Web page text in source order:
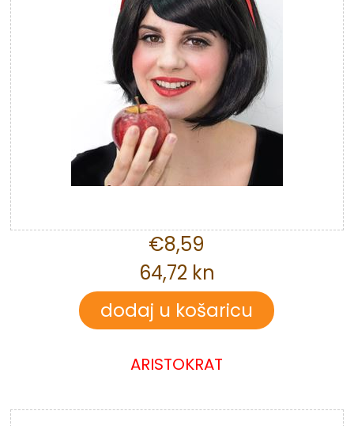
€8,59
64,72 kn
ARISTOKRAT